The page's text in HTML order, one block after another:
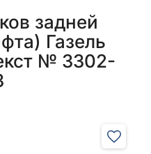
задней
Газель
№ 3302-